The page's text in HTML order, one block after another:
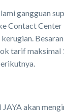
gangguan
Contact Center
tarif maksimal
akan